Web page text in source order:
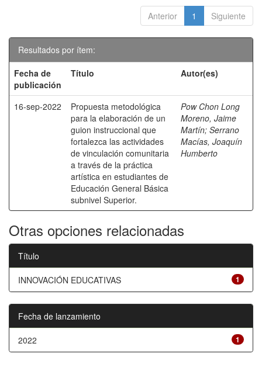
Anterior 1 Siguiente
Resultados por ítem:
Fecha de
publicación
Título Autor(es)
16-sep-2022
Propuesta metodológica
para la elaboración de un
guion instruccional que
fortalezca las actividades
de vinculación comunitaria
a través de la práctica
artística en estudiantes de
Educación General Básica
subnivel Superior.
Pow Chon Long
Moreno, Jaime
Martín; Serrano
Macías, Joaquín
Humberto
Otras opciones relacionadas
Título
1
INNOVACIÓN EDUCATIVAS
Fecha de lanzamiento
1
2022